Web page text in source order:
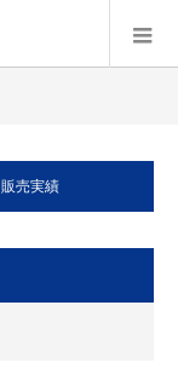
販売実績